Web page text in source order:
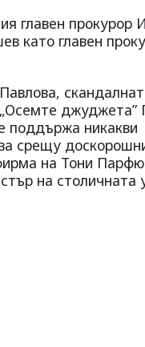
главен прокурор
като главен
джуджета”
поддържа никакви
срещу
на Тони
на столичната